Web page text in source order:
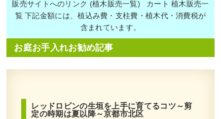
販売サイトへのリンク (植木販売一覧) カート 植木販売一
覧 下記金額には、植込み費・支柱費・植木代・消費税が
含まれています。
お庭お手入れお勧め記事
レッドロビンの生垣を上手に育てるコツ～剪
定の時期は夏以降～京都市北区